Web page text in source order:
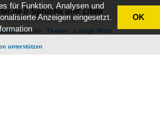
// Sprüche und Zitate
Sprüche Themen Lustige Witze
unterstützen
für Funktion, Analysen und
Anzeigen eingesetzt.
OK